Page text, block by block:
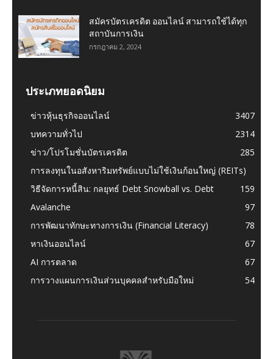
สมัครบัตรเครดิต ออนไลน์ สามารถใช้ได้ทุก
สถาบันการเงิน
กรกฎาคม 2, 2024
ประเภทยอดนิยม
ข่าวหุ้นธุรกิจออนไลน์
3407
บทความทั่วไป
2314
ข่าว/โปรโมชั่นบัตรเครดิต
285
การลงทุนในอสังหาริมทรัพย์แบบไม่ใช้เงินก้อนใหญ่ (REITs)
159
วิธีจัดการหนี้สิน: กลยุทธ์ Debt Snowball vs. Debt
Avalanche
97
การพัฒนาทักษะทางการเงิน (Financial Literacy)
78
หาเงินออนไลน์
67
AI การตลาด
67
การวางแผนการเงินส่วนบุคคลสำหรับมือใหม่
54